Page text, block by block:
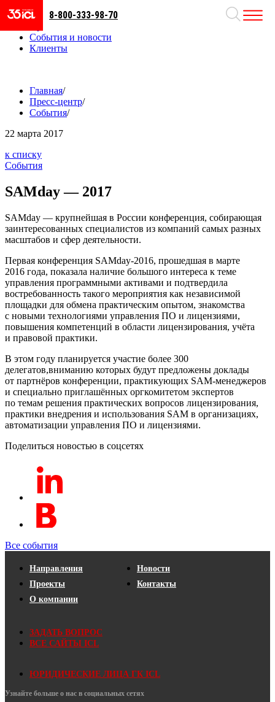
Направления
События и новости
Клиенты
8-800-333-98-70
Главная/
Пресс-центр/
События/
22 марта 2017
к списку
События
SAMday — 2017
SAMday — крупнейшая в России конференция, собирающая
заинтересованных специалистов из компаний самых разных
масштабов и сфер деятельности.
Первая конференция SAMday-2016, прошедшая в марте
2016 года, показала наличие большого интереса к теме
управления программными активами и подтвердила
востребованность такого мероприятия как независимой
площадки для обмена практическим опытом, знакомства
с новыми технологиями управления ПО и лицензиями,
повышения компетенций в области лицензирования, учёта
и правовой практики.
В этом году планируется участие более 300
делегатов,вниманию которых будут предложены доклады
от партнёров конференции, практикующих SAM-менеджеров
и специально приглашённых оргкомитетом экспертов
по темам решения практических вопросов лицензирования,
практики внедрения и использования SAM в организациях,
автоматизации управления ПО и лицензиями.
Поделиться новостью в соцсетях
Все события
Направления
Проекты
О компании
Новости
Контакты
ЗАДАТЬ ВОПРОС
ВСЕ САЙТЫ ICL
ЮРИДИЧЕСКИЕ ЛИЦА ГК ICL
Узнайте больше о нас в социальных сетях